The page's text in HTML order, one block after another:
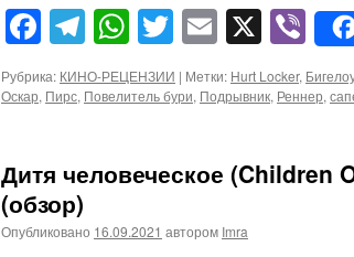
Facebook
Telegram
WhatsApp
Twitter
Email
X
Рубрика: КИНО-РЕЦЕНЗИИ | Метки: Hurt Locker,
Оскар, Пирс, Повелитель бури, Подрывник, Реннер,
Дитя человеческое (Children
(обзор)
Опубликовано 16.09.2021 автором Imra